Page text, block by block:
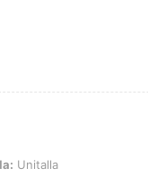
Unitalla